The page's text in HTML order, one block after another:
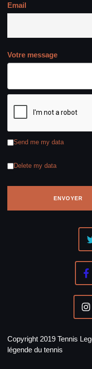
Email
Votre message
Send me my data
Delete my data
Copyright 2019 Tennis
légende du tennis